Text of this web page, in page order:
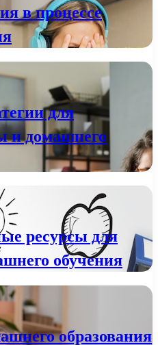
в процессе
для
и домашнего
ресурсы для
обучения
образования